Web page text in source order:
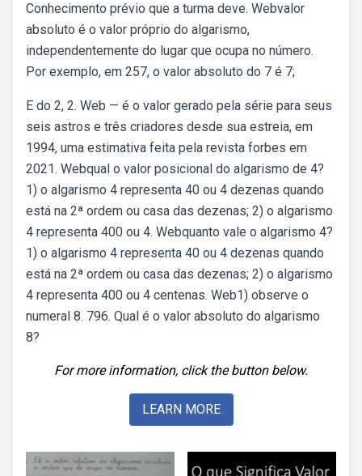
Conhecimento prévio que a turma deve. Webvalor
absoluto é o valor próprio do algarismo,
independentemente do lugar que ocupa no número.
Por exemplo, em 257, o valor absoluto do 7 é 7;
E do 2, 2. Web — é o valor gerado pela série para seus
seis astros e três criadores desde sua estreia, em
1994, uma estimativa feita pela revista forbes em
2021. Webqual o valor posicional do algarismo de 4?
1) o algarismo 4 representa 40 ou 4 dezenas quando
está na 2ª ordem ou casa das dezenas; 2) o algarismo
4 representa 400 ou 4. Webquanto vale o algarismo 4?
1) o algarismo 4 representa 40 ou 4 dezenas quando
está na 2ª ordem ou casa das dezenas; 2) o algarismo
4 representa 400 ou 4 centenas. Web1) observe o
numeral 8. 796. Qual é o valor absoluto do algarismo
8?
For more information, click the button below.
LEARN MORE